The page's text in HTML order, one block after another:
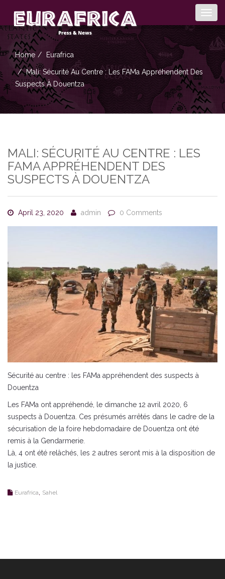
Home Eurafrica
Mali: Sécurité Au Centre : Les FAMa Appréhendent Des
Suspects À Douentza
MALI: SÉCURITÉ AU CENTRE : LES
FAMA APPRÉHENDENT DES
SUSPECTS À DOUENTZA
April 23, 2020 admin 0 Comments
Sécurité au centre : les FAMa appréhendent des suspects à
Douentza
Les FAMa ont appréhendé, le dimanche 12 avril 2020, 6
suspects à Douentza. Ces présumés arrêtés dans le cadre de la
sécurisation de la foire hebdomadaire de Douentza ont été
remis à la Gendarmerie.
Là, 4 ont été relâchés, les 2 autres seront mis à la disposition de
la justice.
Eurafrica Sahel